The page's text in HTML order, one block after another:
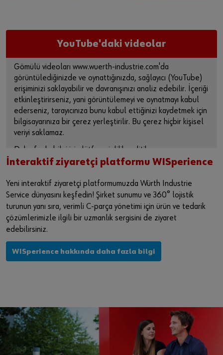
YouTube'daki videolar
Gömülü videoları www.wuerth-industrie.com'da
görüntülediğinizde ve oynattığınızda, sağlayıcı (YouTube)
erişiminizi saklayabilir ve davranışınızı analiz edebilir. İçeriği
etkinleştirirseniz, yani görüntülemeyi ve oynatmayı kabul
ederseniz, tarayıcınıza bunu kabul ettiğinizi kaydetmek için
bilgisayarınıza bir çerez yerleştirilir. Bu çerez hiçbir kişisel
veriyi saklamaz.
Daha fazla bilgi için lütfen gizlilik politikamıza ve çerez
sayfamıza bakın .
İÇERİĞİ ETKİNLEŞTİR
Videoya doğrudan sağlayıcının platformundan erişmek için
bu bağlantıyı da kullanabilirsiniz:
https://youtu.be/eHosqPGHsj4
İnteraktif ziyaretçi platformu WISperience
Yeni interaktif ziyaretçi platformumuzda Würth Industrie
Service dünyasını keşfedin! Şirket sunumu ve 360° lojistik
turunun yanı sıra, verimli C-parça yönetimi için ürün ve tedarik
çözümlerimizle ilgili bir uzmanlık sergisini de ziyaret
edebilirsiniz.
WISperience hakkında daha fazla bilgi